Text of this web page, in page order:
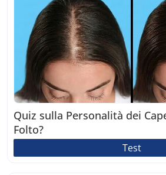
Quiz sulla Personalità dei
Folto?
Test